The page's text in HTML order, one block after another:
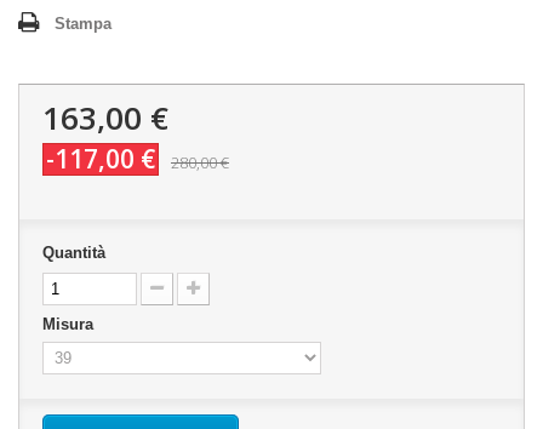
Stampa
163,00 €
-117,00 € 280,00 €
Quantità
Misura